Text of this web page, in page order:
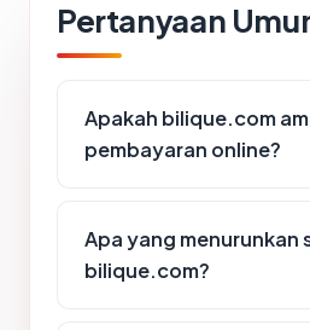
Pertanyaan
Apakah bilique.com
pembayaran online?
Apa yang menurunkan
bilique.com?